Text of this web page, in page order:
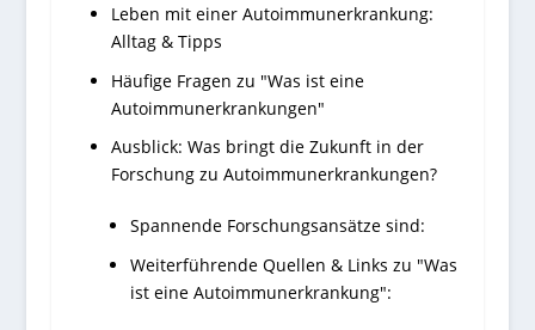
Leben mit einer Autoimmunerkrankung:
Alltag & Tipps
Häufige Fragen zu "Was ist eine
Autoimmunerkrankungen"
Ausblick: Was bringt die Zukunft in der
Forschung zu Autoimmunerkrankungen?
Spannende Forschungsansätze sind:
Weiterführende Quellen & Links zu "Was
ist eine Autoimmunerkrankung":